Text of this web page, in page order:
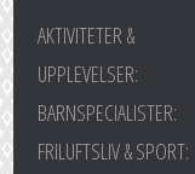
AKTIVITETER &
UPPLEVELSER:
BARNSPECIALISTER:
FRILUFTSLIV & SPORT: